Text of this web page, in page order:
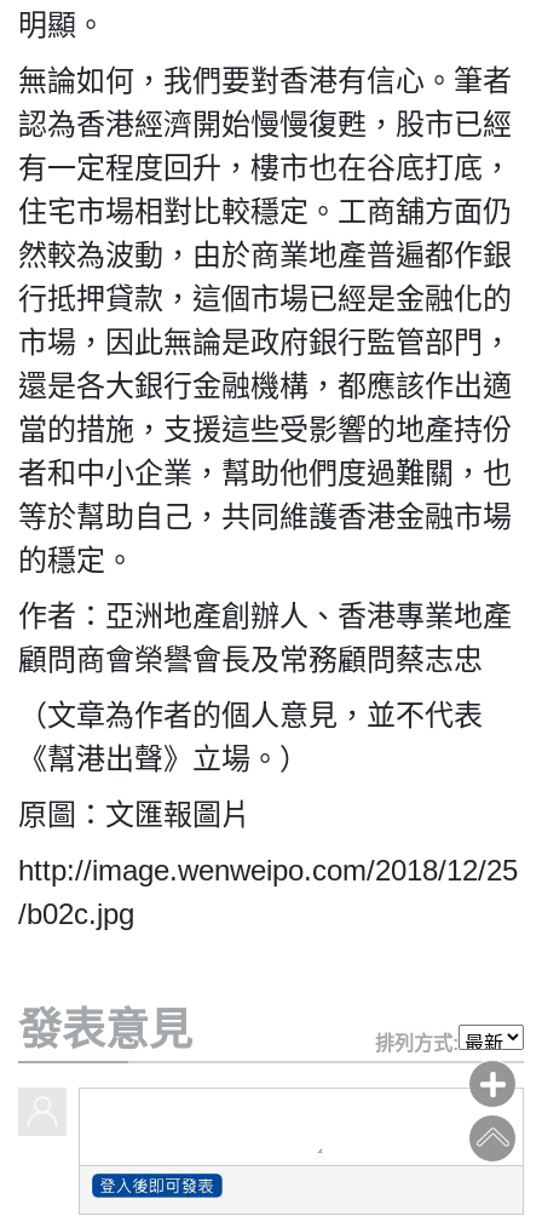
明顯。
無論如何，我們要對香港有信心。筆者
認為香港經濟開始慢慢復甦，股市已經
有一定程度回升，樓市也在谷底打底，
住宅市場相對比較穩定。工商舖方面仍
然較為波動，由於商業地產普遍都作銀
行抵押貸款，這個市場已經是金融化的
市場，因此無論是政府銀行監管部門，
還是各大銀行金融機構，都應該作出適
當的措施，支援這些受影響的地產持份
者和中小企業，幫助他們度過難關，也
等於幫助自己，共同維護香港金融市場
的穩定。
作者：亞洲地產創辦人、香港專業地產
顧問商會榮譽會長及常務顧問蔡志忠
（文章為作者的個人意見，並不代表
《幫港出聲》立場。）
原圖：文匯報圖片
http://image.wenweipo.com/2018/12/25
/b02c.jpg
發表意見 排列方式: